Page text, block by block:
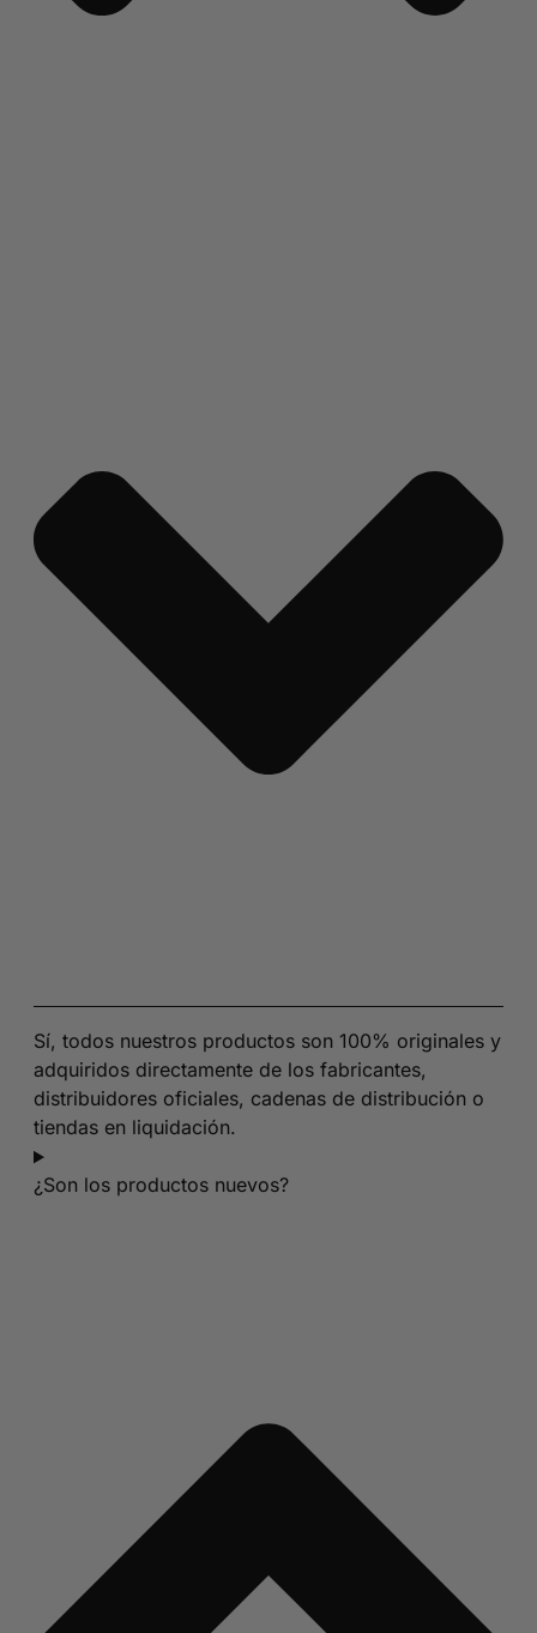
Sí, todos nuestros productos son 100% originales y
adquiridos directamente de los fabricantes,
distribuidores oficiales, cadenas de distribución o
tiendas en liquidación.
¿Son los productos nuevos?